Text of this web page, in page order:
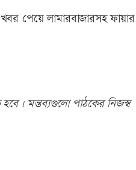
পেয়ে লামারবাজারসহ ফায়ার
মন্তব্যগুলো পাঠকের নিজস্ব